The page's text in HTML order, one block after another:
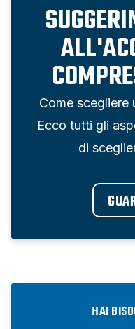
Come scegliere
Ecco tutti gli
di
HAI